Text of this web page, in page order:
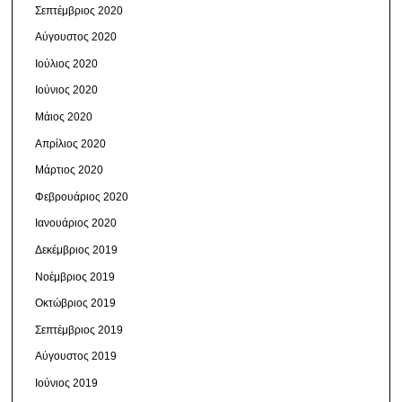
Σεπτέμβριος 2020
Αύγουστος 2020
Ιούλιος 2020
Ιούνιος 2020
Μάιος 2020
Απρίλιος 2020
Μάρτιος 2020
Φεβρουάριος 2020
Ιανουάριος 2020
Δεκέμβριος 2019
Νοέμβριος 2019
Οκτώβριος 2019
Σεπτέμβριος 2019
Αύγουστος 2019
Ιούνιος 2019